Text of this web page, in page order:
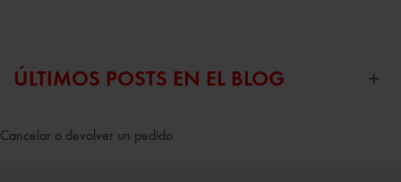
ÚLTIMOS POSTS EN EL BLOG
Cancelar o devolver un pedido